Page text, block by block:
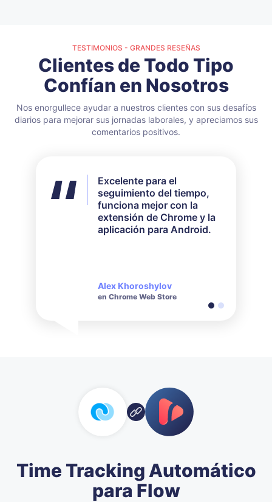
TESTIMONIOS - GRANDES RESEÑAS
Clientes de Todo Tipo
Confían en Nosotros
Nos enorgullece ayudar a nuestros clientes con sus desafíos
diarios para mejorar sus jornadas laborales, y apreciamos sus
comentarios positivos.
Excelente para el
seguimiento del tiempo,
funciona mejor con la
extensión de Chrome y la
aplicación para Android.
Alex Khoroshylov
en Chrome Web Store
No utilicé todas las
funciones disponibles,
pero para mis
necesidades funcionó
perfectamente. Su
Salvador Carranza
on Chrome Web Store
Time Tracking Automático
para Flow